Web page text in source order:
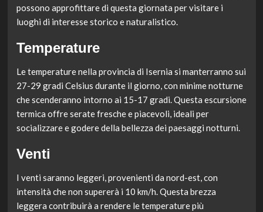
possono approfittare di questa giornata per visitare i
luoghi di interesse storico e naturalistico.
Temperature
Le temperature nella provincia di Isernia si manterranno sui
27-29 gradi Celsius durante il giorno, con minime notturne
che scenderanno intorno ai 15-17 gradi. Questa escursione
termica offre serate fresche e piacevoli, ideali per
socializzare e godere della bellezza dei paesaggi notturni.
Venti
I venti saranno leggeri, provenienti da nord-est, con
intensità che non supererà i 10 km/h. Questa brezza
leggera contribuirà a rendere le temperature più